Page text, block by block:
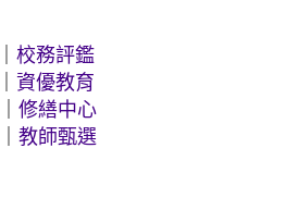
校務評鑑
資優教育
修繕中心
教師甄選